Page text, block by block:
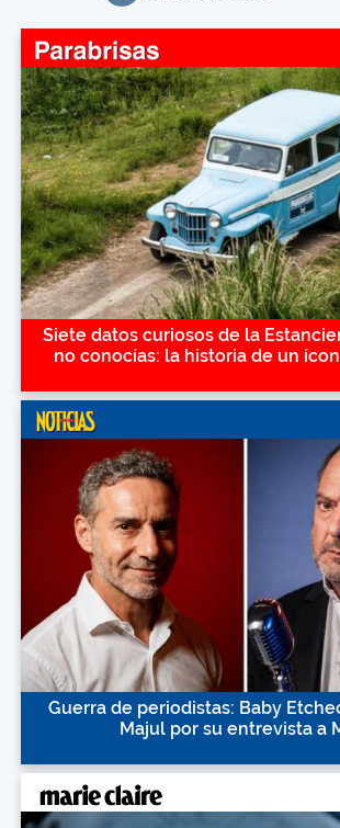
Siete datos curiosos de la
no conocías: la historia de un
Guerra de periodistas: Baby
Majul por su entrevista a